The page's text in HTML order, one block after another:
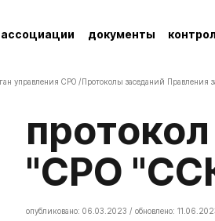
ассоциации документы
управления СРО / Протоколы заседаний Правления
Протокол заседания Правления АНП
"СРО
опубликовано: 06.03.2023 / обновлено: